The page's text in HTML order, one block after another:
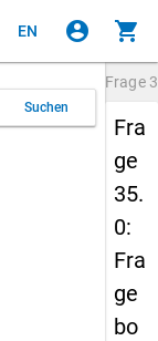
EN account_circle shopping_cart
Suchen
Frage
Fra
ge
35.
0:
Fra
ge
bo